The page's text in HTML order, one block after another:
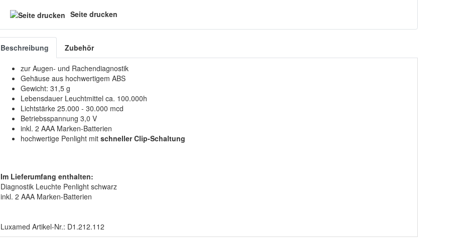
Seite drucken
Beschreibung Zubehör
zur Augen- und Rachendiagnostik
Gehäuse aus hochwertigem ABS
Gewicht: 31,5 g
Lebensdauer Leuchtmittel ca. 100.000h
Lichtstärke 25.000 - 30.000 mcd
Betriebsspannung 3,0 V
inkl. 2 AAA Marken-Batterien
hochwertige Penlight mit schneller Clip-Schaltung
Im Lieferumfang enthalten:
Diagnostik Leuchte Penlight schwarz
inkl. 2 AAA Marken-Batterien
Luxamed Artikel-Nr.: D1.212.112